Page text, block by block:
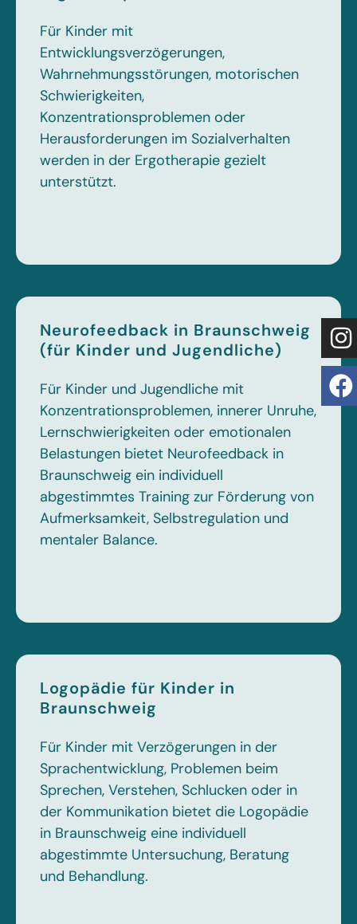
Für Kinder mit
Entwicklungsverzögerungen,
Wahrnehmungsstörungen, motorischen
Schwierigkeiten,
Konzentrationsproblemen oder
Herausforderungen im Sozialverhalten
werden in der Ergotherapie gezielt
unterstützt.
Neurofeedback in Braunschweig
(für Kinder und Jugendliche)
Für Kinder und Jugendliche mit
Konzentrationsproblemen, innerer Unruhe,
Lernschwierigkeiten oder emotionalen
Belastungen bietet Neurofeedback in
Braunschweig ein individuell
abgestimmtes Training zur Förderung von
Aufmerksamkeit, Selbstregulation und
mentaler Balance.
Logopädie für Kinder in
Braunschweig
Für Kinder mit Verzögerungen in der
Sprachentwicklung, Problemen beim
Sprechen, Verstehen, Schlucken oder in
der Kommunikation bietet die Logopädie
in Braunschweig eine individuell
abgestimmte Untersuchung, Beratung
und Behandlung.